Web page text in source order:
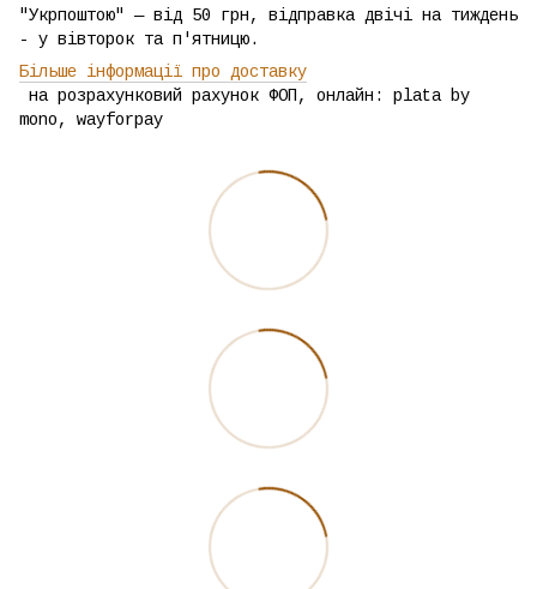
"Укрпоштою" — від 50 грн, відправка двічі на тиждень
- у вівторок та п'ятницю.
Більше інформації про доставку
на розрахунковий рахунок ФОП, онлайн: plata by
mono, wayforpay